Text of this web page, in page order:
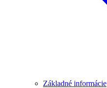
Základné informácie